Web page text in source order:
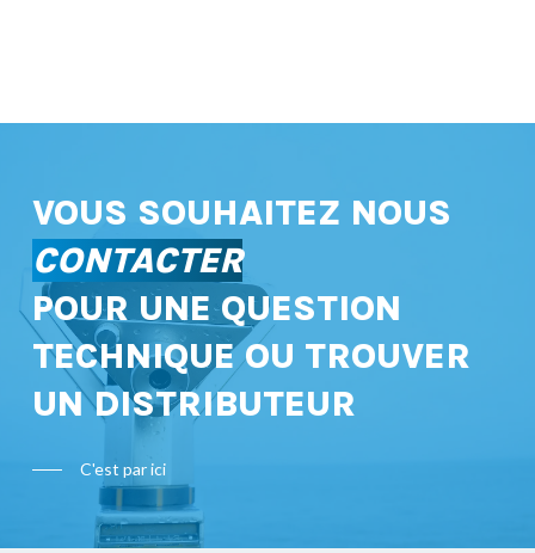
VOUS SOUHAITEZ NOUS
CONTACTER
POUR UNE QUESTION
TECHNIQUE OU TROUVER
UN DISTRIBUTEUR
C'est par ici